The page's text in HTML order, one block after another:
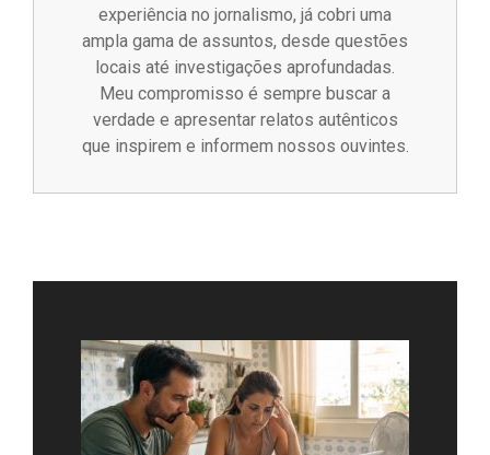
experiência no jornalismo, já cobri uma
ampla gama de assuntos, desde questões
locais até investigações aprofundadas.
Meu compromisso é sempre buscar a
verdade e apresentar relatos autênticos
que inspirem e informem nossos ouvintes.